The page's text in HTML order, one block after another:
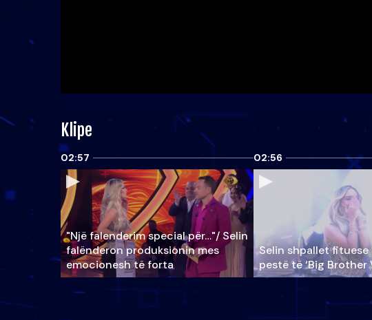
Klipe
02:57
"Një falenderim special për…"/ Selin
falënderon produksionin mes
emocionesh të forta
02:56
Selin shpallet
pestë të ‘Big Brother